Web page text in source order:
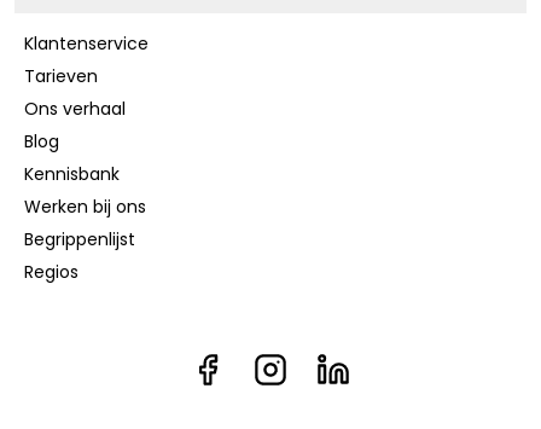
Klantenservice
Tarieven
Ons verhaal
Blog
Kennisbank
Werken bij ons
Begrippenlijst
Regios